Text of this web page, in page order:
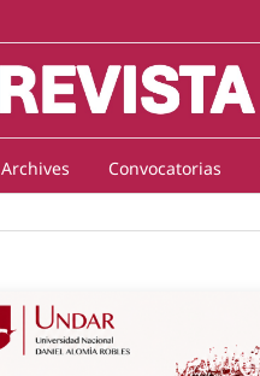
Archives Convocatorias